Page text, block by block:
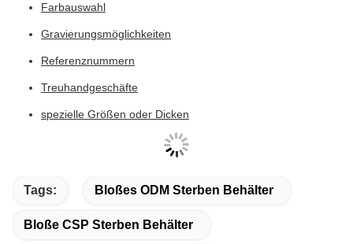
Farbauswahl
Gravierungsmöglichkeiten
Referenznummern
Treuhandgeschäfte
spezielle Größen oder Dicken
Tags: Bloßes ODM Sterben Behälter
Bloße CSP Sterben Behälter